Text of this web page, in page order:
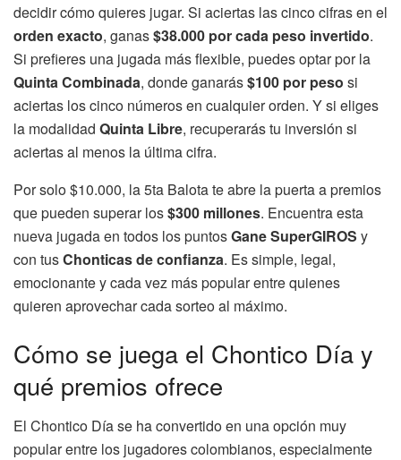
decidir cómo quieres jugar. Si aciertas las cinco cifras en el
orden exacto, ganas$38.000 por cada peso invertido.
Si prefieres una jugada más flexible, puedes optar por la
Quinta Combinada, donde ganarás$100 por peso si
aciertas los cinco números en cualquier orden. Y si eliges
la modalidad Quinta Libre, recuperarás tu inversión si
aciertas al menos la última cifra.
Por solo $10.000, la 5ta Balota te abre la puerta a premios
que pueden superar los$300 millones. Encuentra esta
nueva jugada en todos los puntosGane SuperGIROS y
con tusChonticas de confianza. Es simple, legal,
emocionante y cada vez más popular entre quienes
quieren aprovechar cada sorteo al máximo.
Cómo se juega el Chontico Día y
qué premios ofrece
El Chontico Día se ha convertido en una opción muy
popular entre los jugadores colombianos, especialmente